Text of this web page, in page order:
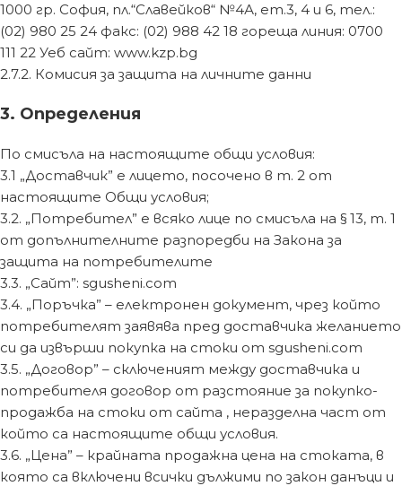
1000 гр. София, пл.“Славейков“ №4А, ет.3, 4 и 6, тел.:
(02) 980 25 24 факс: (02) 988 42 18 гореща линия: 0700
111 22 Уеб сайт: www.kzp.bg
2.7.2. Комисия за защита на личните данни
3. Определения
По смисъла на настоящите общи условия:
3.1 „Доставчик” е лицето, посочено в т. 2 от
настоящите Общи условия;
3.2. „Потребител” е всяко лице по смисъла на § 13, т. 1
от допълнителните разпоредби на Закона за
защита на потребителите
3.3. „Сайт”: sgusheni.com
3.4. „Поръчка” – електронен документ, чрез който
потребителят заявява пред доставчика желанието
си да извърши покупка на стоки от sgusheni.com
3.5. „Договор” – сключеният между доставчика и
потребителя договор от разстояние за покупко-
продажба на стоки от сайта , неразделна част от
който са настоящите общи условия.
3.6. „Цена” – крайната продажна цена на стоката, в
която са включени всички дължими по закон данъци и